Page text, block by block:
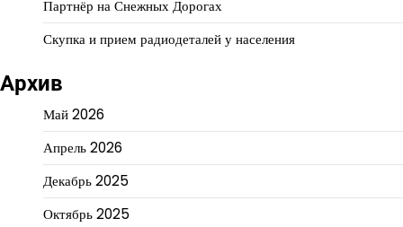
Партнёр на Снежных Дорогах
Скупка и прием радиодеталей у населения
Архив
Май 2026
Апрель 2026
Декабрь 2025
Октябрь 2025